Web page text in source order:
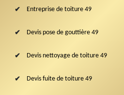
Entreprise de toiture 49
Devis pose de gouttière 49
Devis nettoyage de toiture 49
Devis fuite de toiture 49